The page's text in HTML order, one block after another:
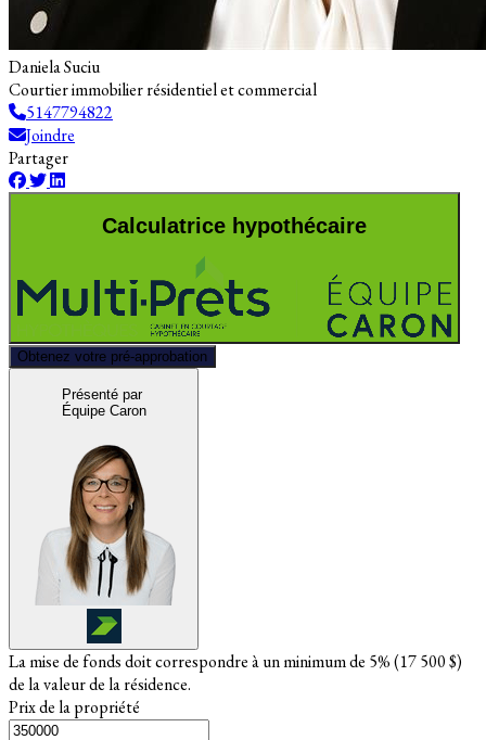
Daniela Suciu
Courtier immobilier résidentiel et commercial
5147794822
Joindre
Partager
Calculatrice hypothécaire
Obtenez votre pré-approbation
Présenté par
Équipe Caron
La mise de fonds doit correspondre à un minimum de 5% (17 500 $)
de la valeur de la résidence.
Prix de la propriété